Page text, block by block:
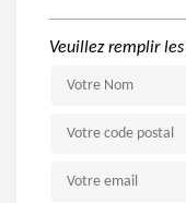
Veuillez remplir